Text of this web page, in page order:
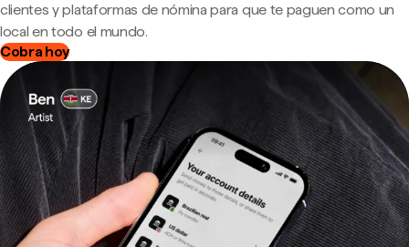
clientes y plataformas de nómina para que te paguen como un
local en todo el mundo.
Cobra hoy